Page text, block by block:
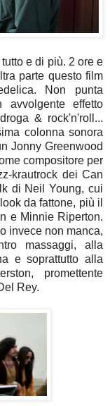
e di più. 2 ore e
parte questo film
Non punta
avvolgente effetto
& rock'n'roll...
colonna sonora
Jonny Greenwood
compositore per
krautrock dei Can
di Neil Young, cui
da fattone, più il
e Minnie Riperton.
invece non manca,
massaggi, alla
e soprattutto alla
promettente
Rey.